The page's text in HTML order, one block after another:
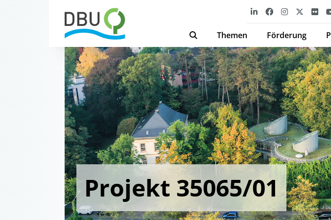
Themen Förderung
Projekt 35065/01